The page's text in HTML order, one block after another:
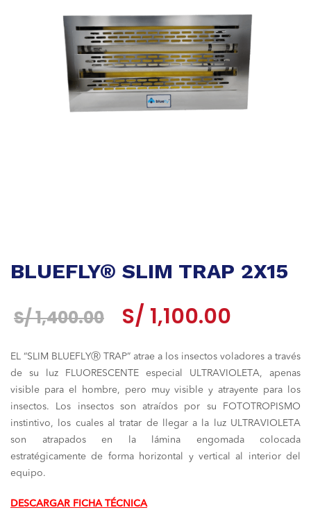
BLUEFLY® SLIM TRAP 2X15
S/1,400.00
El
original
era:
S/ 1,400.00.
S/ 1,100.00
actual
es:
S/
EL “SLIM BLUEFLYⓇ TRAP” atrae a los insectos voladores a través
de su luz FLUORESCENTE especial ULTRAVIOLETA, apenas
visible para el hombre, pero muy visible y atrayente para los
insectos. Los insectos son atraídos por su FOTOTROPISMO
instintivo, los cuales al tratar de llegar a la luz ULTRAVIOLETA
son atrapados en la lámina engomada colocada
estratégicamente de forma horizontal y vertical al interior del
equipo.
DESCARGAR FICHA TÉCNICA